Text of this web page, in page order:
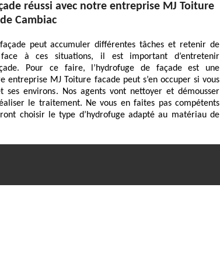
réussi avec notre entreprise MJ Toiture
Cambiac
peut accumuler différentes tâches et retenir de
face à ces situations, il est important d’entretenir
Pour ce faire, l’hydrofuge de façade est une
entreprise MJ Toiture facade peut s’en occuper si vous
ses environs. Nos agents vont nettoyer et démousser
le traitement. Ne vous en faites pas compétents
choisir le type d’hydrofuge adapté au matériau de